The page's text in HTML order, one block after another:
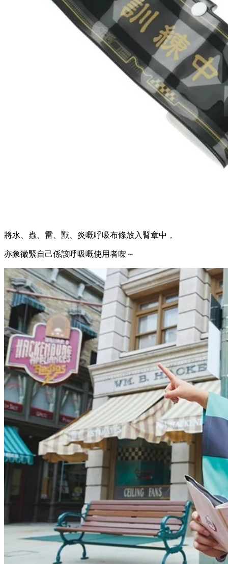
將水、蟲、雷、獸、炎嘅呼吸布條放入臂章中，
亦象徵緊自己係該呼吸嘅使用者㗎～